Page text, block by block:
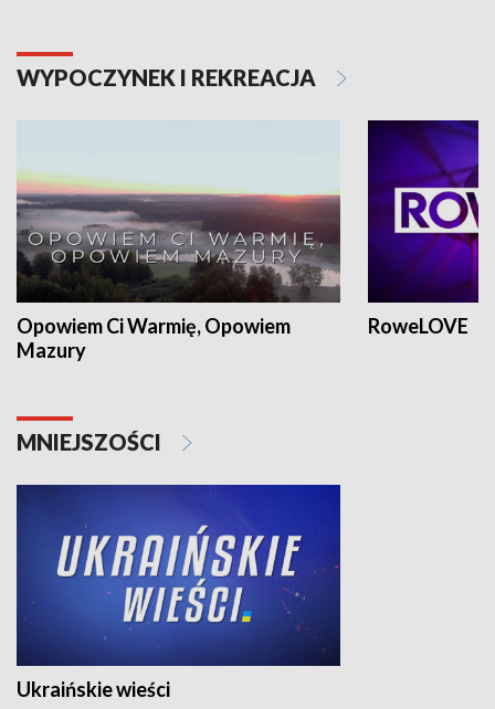
WYPOCZYNEK I REKREACJA
Opowiem Ci Warmię, Opowiem
Mazury
RoweLOVE
MNIEJSZOŚCI
Ukraińskie wieści